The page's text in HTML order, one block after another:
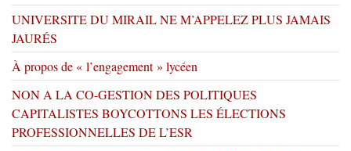
UNIVERSITE DU MIRAIL NE M’APPELEZ PLUS JAMAIS
JAURÉS
À propos de « l’engagement » lycéen
NON A LA CO-GESTION DES POLITIQUES
CAPITALISTES BOYCOTTONS LES ÉLECTIONS
PROFESSIONNELLES DE L’ESR